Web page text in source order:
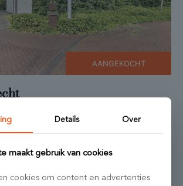
AANGEKOCHT
Details Over
maakt gebruik van cookies
cookies om content en advertenties